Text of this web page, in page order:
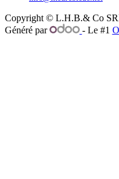
Copyright © L.H.B.& Co
Généré par
- Le #1